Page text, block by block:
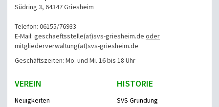
Südring 3, 64347 Griesheim
Telefon: 06155/76933
E-Mail: geschaeftsstelle(at)svs-griesheim.de oder
mitgliederverwaltung(at)svs-griesheim.de
Geschäftszeiten: Mo. und Mi. 16 bis 18 Uhr
VEREIN
Neuigkeiten
HISTORIE
SVS Gründung